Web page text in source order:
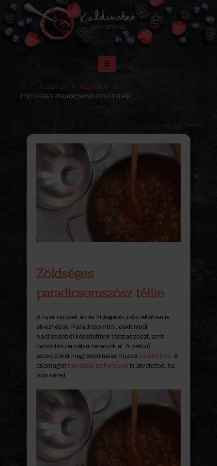
RECEPTEK
RECEPTEK
ZÖLDSÉGES PARADICSOMSZÓSZ TÉLIRE
Zöldséges
paradicsomszósz télire
A nyár kincseit az év hidegebb időszakában is
élvezhetjük. Paradicsomból, cukkíniből,
padlizsánból készítettünk tésztaszószt, amit
tartósítószer nélkül tehetünk el. A befőző
eszközöket megrendelheted hozzá boltunkban. A
csomagot belvárosi boltunkban is átveheted, ha
oda kéred.